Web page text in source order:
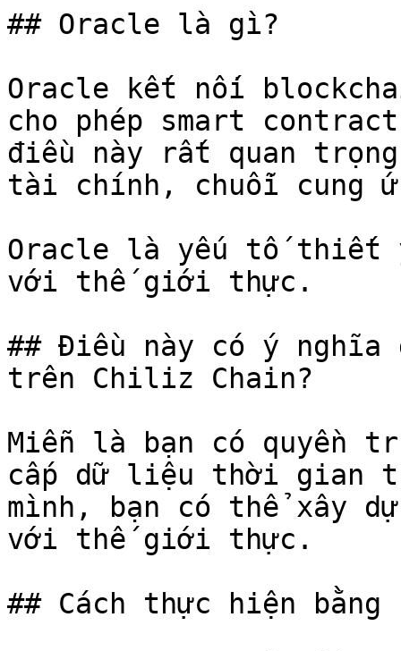
## Oracle là gì?
Oracle kết nối
cho phép smart
điều này rất quan
tài chính, chuỗi cung
Oracle là yếu tố thiết
với thế giới thực.
## Điều này có ý
trên Chiliz Chain?
Miễn là bạn có quyền
cấp dữ liệu thời gian
mình, bạn có thể xây
với thế giới thực.
## Cách thực hiện bằng